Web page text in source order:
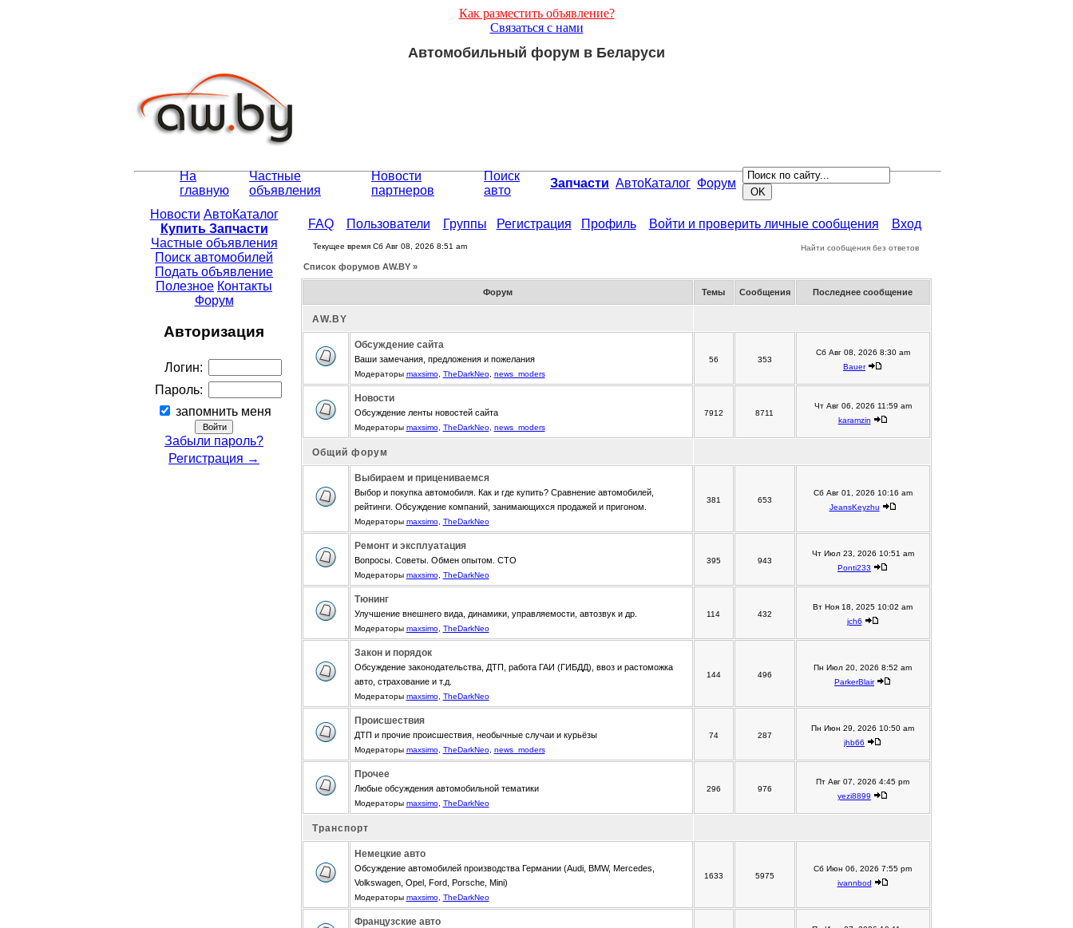
Как разместить объявление?
Связаться с нами
Автомобильный форум в Беларуси
На
главную
Частные
объявления
Новости
партнеров
Поиск
авто
Запчасти АвтоКаталог Форум
Новости АвтоКаталог
Купить Запчасти
Частные объявления
Поиск автомобилей
Подать объявление
Полезное Контакты
Форум
Авторизация
Логин:
Пароль:
запомнить меня
Забыли пароль?
Регистрация →
FAQ Пользователи Группы Регистрация Профиль Войти и проверить личные сообщения Вход
Текущее время Сб Авг 08, 2026 8:51 am Найти сообщения без ответов
Список форумов АW.BY »
Форум Темы Сообщения Последнее сообщение
АW.BY
Обсуждение сайта
Ваши замечания, предложения и пожелания
Модераторы maxsimo, TheDarkNeo, news_moders
56 353
Сб Авг 08, 2026 8:30 am
Bauer
Новости
Обсуждение ленты новостей сайта
Модераторы maxsimo, TheDarkNeo, news_moders
7912 8711
Чт Авг 06, 2026 11:59 am
karamzin
Общий форум
Выбираем и прицениваемся
Выбор и покупка автомобиля. Как и где купить? Сравнение автомобилей,
рейтинги. Обсуждение компаний, занимающихся продажей и пригоном.
Модераторы maxsimo, TheDarkNeo
381 653
Сб Авг 01, 2026 10:16 am
JeansKeyzhu
Ремонт и эксплуатация
Вопросы. Советы. Обмен опытом. СТО
Модераторы maxsimo, TheDarkNeo
395 943
Чт Июл 23, 2026 10:51 am
Ponti233
Тюнинг
Улучшение внешнего вида, динамики, управляемости, автозвук и др.
Модераторы maxsimo, TheDarkNeo
114 432
Вт Ноя 18, 2025 10:02 am
jch6
Закон и порядок
Обсуждение законодательства, ДТП, работа ГАИ (ГИБДД), ввоз и растоможка
авто, страхование и т.д.
Модераторы maxsimo, TheDarkNeo
144 496
Пн Июл 20, 2026 8:52 am
ParkerBlair
Происшествия
ДТП и прочие происшествия, необычные случаи и курьёзы
Модераторы maxsimo, TheDarkNeo, news_moders
74 287
Пн Июн 29, 2026 10:50 am
jhb66
Прочее
Любые обсуждения автомобильной тематики
Модераторы maxsimo, TheDarkNeo
296 976
Пт Авг 07, 2026 4:45 pm
yezi8899
Транспорт
Немецкие авто
Обсуждение автомобилей производства Германии (Audi, BMW, Mercedes,
Volkswagen, Opel, Ford, Porsche, Mini)
Модераторы maxsimo, TheDarkNeo
1633 5975
Сб Июн 06, 2026 7:55 pm
ivannbod
Французские авто